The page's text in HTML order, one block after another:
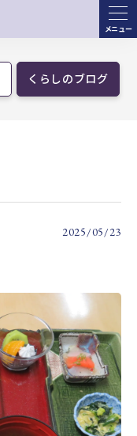
ME
NU
くらしのブログ
2025/05/23